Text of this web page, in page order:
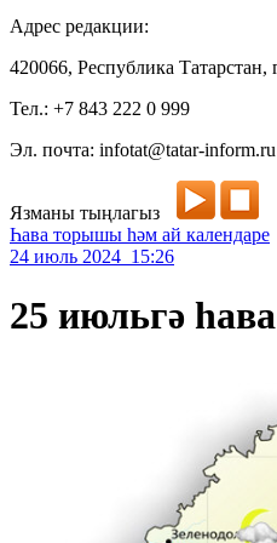
Адрес редакции:
420066, Республика Татарстан,
Тел.: +7 843 222 0 999
Эл. почта: infotat@tatar-inform.ru
Язманы тыңлагыз
Һава торышы һәм ай календаре
24 июль 2024 15:26
25 июльгә